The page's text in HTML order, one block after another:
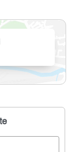
interno
completo.